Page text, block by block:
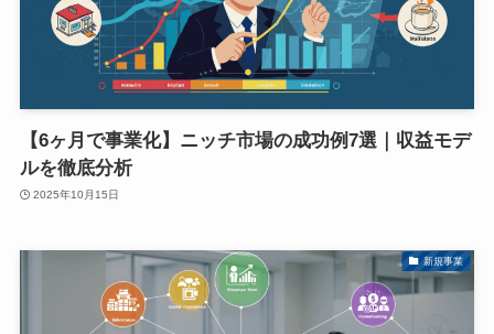
【6ヶ月で事業化】ニッチ市場の成功例7選｜収益モデ
ルを徹底分析
2025年10月15日
新規事業